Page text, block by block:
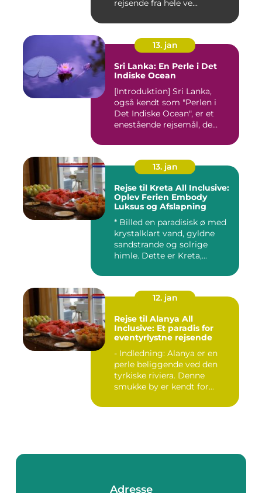
rejsende fra hele ve...
13. jan
Sri Lanka: En Perle i Det
Indiske Ocean
[Introduktion] Sri Lanka,
også kendt som "Perlen i
Det Indiske Ocean", er et
enestående rejsemål, de...
13. jan
Rejse til Kreta All Inclusive:
Oplev Ferien Embody
Luksus og Afslapning
* Billed en paradisisk ø med
krystalklart vand, gyldne
sandstrande og solrige
himle. Dette er Kreta,...
12. jan
Rejse til Alanya All
Inclusive: Et paradis for
eventyrlystne rejsende
- Indledning: Alanya er en
perle beliggende ved den
tyrkiske riviera. Denne
smukke by er kendt for...
Adresse